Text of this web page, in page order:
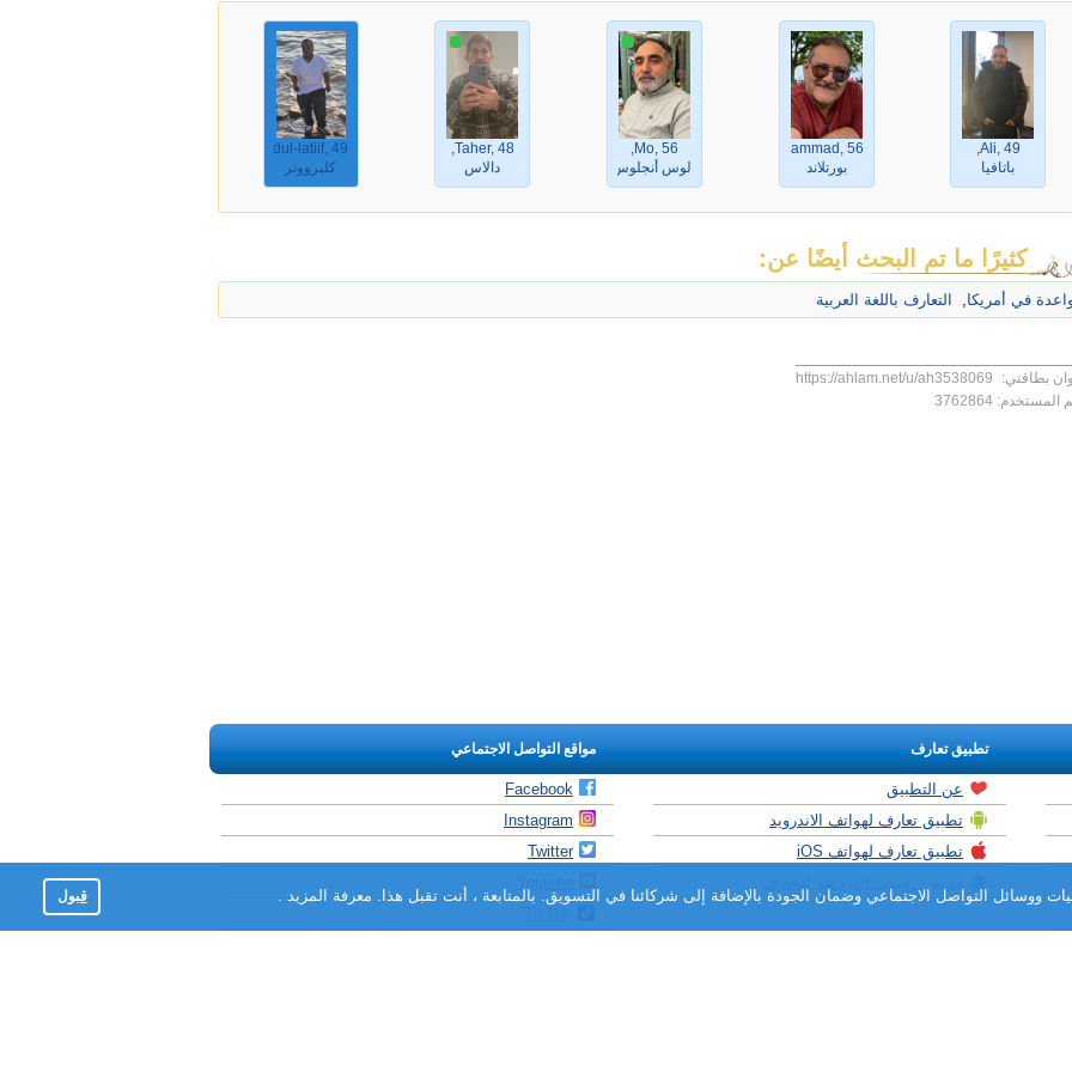
Ali, 49,
باتافيا
Mohammad, 56,
بورتلاند
Mo, 56,
لوس أنجلوس
Taher, 48,
دالاس
abdul-latiif, 49,
كليرووتر
كثيرًا ما تم البحث أيضًا عن:
في أمريكا, التعارف باللغة العربية
بطاقتي:
https://ahlam.net/u/ah3538069
المستخدم: 3762864
تطبيق تعارف مواقع التواصل الاجتماعي
عن التطبيق
تطبيق تعارف لهواتف الاندرويد
تطبيق تعارف لهواتف iOS
Facebook
Instagram
Twitter
ووسائل التواصل الاجتماعي وضمان الجودة بالإضافة إلى شركائنا في التسويق. بالمتابعة ، أنت تقبل هذا. معرفة المزيد . قبول